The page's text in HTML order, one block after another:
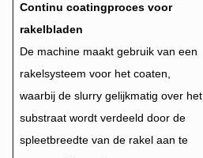
Continu coatingproces voor
rakelbladen
De machine maakt gebruik van een
rakelsysteem voor het coaten,
waarbij de slurry gelijkmatig over het
substraat wordt verdeeld door de
spleetbreedte van de rakel aan te